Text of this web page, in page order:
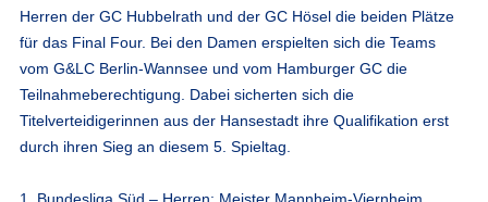
Herren der GC Hubbelrath und der GC Hösel die beiden Plätze
für das Final Four. Bei den Damen erspielten sich die Teams
vom G&LC Berlin-Wannsee und vom Hamburger GC die
Teilnahmeberechtigung. Dabei sicherten sich die
Titelverteidigerinnen aus der Hansestadt ihre Qualifikation erst
durch ihren Sieg an diesem 5. Spieltag.
1. Bundesliga Süd – Herren: Meister Mannheim-Viernheim